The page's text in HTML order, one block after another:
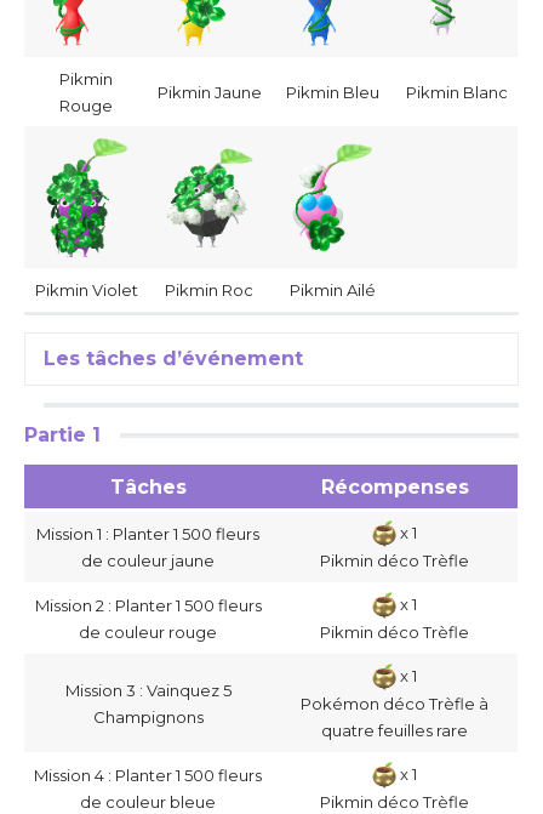
Pikmin
Rouge
Pikmin Jaune Pikmin Bleu Pikmin Blanc
Pikmin Violet Pikmin Roc Pikmin Ailé
Les tâches d’événement
Partie 1
Tâches Récompenses
Mission 1 : Planter 1 500 fleurs
de couleur jaune
x 1
Pikmin déco Trèfle
Mission 2 : Planter 1 500 fleurs
de couleur rouge
x 1
Pikmin déco Trèfle
Mission 3 : Vainquez 5
Champignons
x 1
Pokémon déco Trèfle à
quatre feuilles rare
Mission 4 : Planter 1 500 fleurs
de couleur bleue
x 1
Pikmin déco Trèfle